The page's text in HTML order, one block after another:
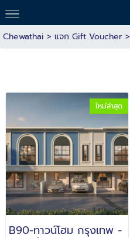
Chewathai > แจก Gift Voucher>
ใหม่ล่าสุด
B90-ทาวน์โฮม กรุงเทพ -